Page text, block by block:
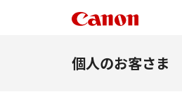
個人のお客さま